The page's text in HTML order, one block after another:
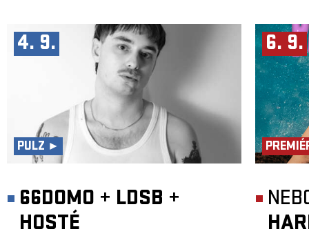
4. 9.
PULZ ►
66DOMO + LDSB +
HOSTÉ
6. 9.